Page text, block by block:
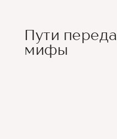
Пути
мифы